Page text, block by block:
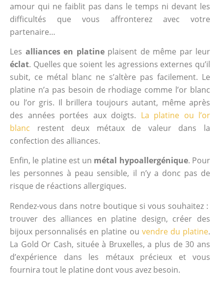
amour qui ne faiblit pas dans le temps ni devant les
difficultés que vous affronterez avec votre
partenaire…
Les alliances en platineplaisent de même par leur
éclat. Quelles que soient les agressions externes qu’il
subit, ce métal blanc ne s’altère pas facilement. Le
platine n’a pas besoin de rhodiage comme l’or blanc
ou l’or gris. Il brillera toujours autant, même après
des années portées aux doigts. La platine ou l’or
blanc restent deux métaux de valeur dans la
confection des alliances.
Enfin, le platine est un métal hypoallergénique. Pour
les personnes à peau sensible, il n’y a donc pas de
risque de réactions allergiques.
Rendez-vous dans notre boutique si vous souhaitez :
trouver des alliances en platine design, créer des
bijoux personnalisés en platine ou vendre du platine.
La Gold Or Cash, située à Bruxelles, a plus de 30 ans
d’expérience dans les métaux précieux et vous
fournira tout le platine dont vous avez besoin.